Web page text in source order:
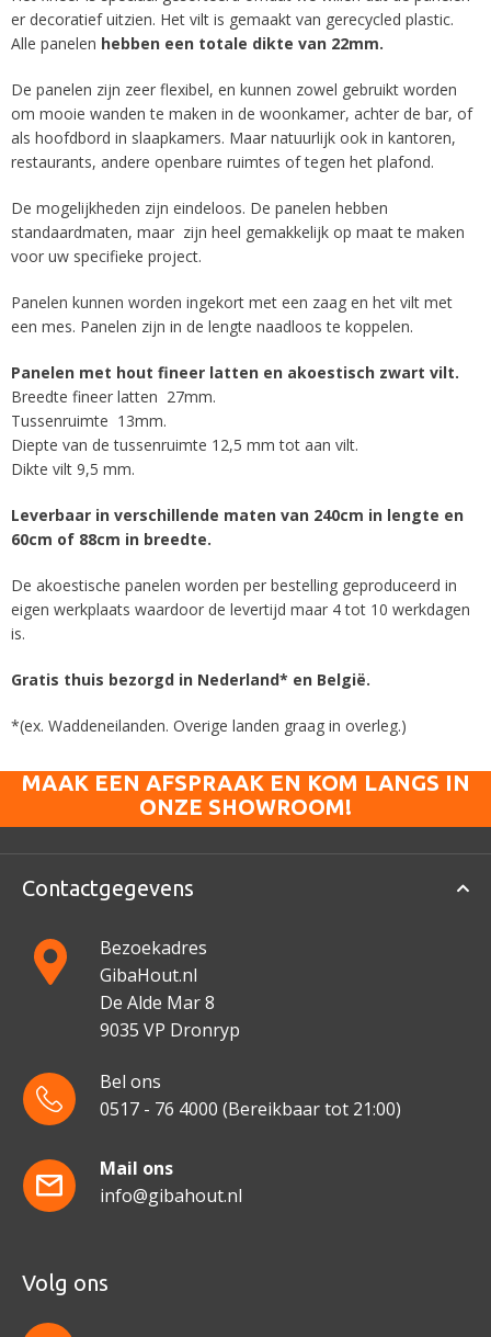
er decoratief uitzien. Het vilt is gemaakt van gerecycled plastic.
Alle panelen hebben een totale dikte van 22mm.
De panelen zijn zeer flexibel, en kunnen zowel gebruikt worden
om mooie wanden te maken in de woonkamer, achter de bar, of
als hoofdbord in slaapkamers. Maar natuurlijk ook in kantoren,
restaurants, andere openbare ruimtes of tegen het plafond.
De mogelijkheden zijn eindeloos. De panelen hebben
standaardmaten, maar zijn heel gemakkelijk op maat te maken
voor uw specifieke project.
Panelen kunnen worden ingekort met een zaag en het vilt met
een mes. Panelen zijn in de lengte naadloos te koppelen.
Panelen met hout fineer latten en akoestisch zwart vilt.
Breedte fineer latten 27mm.
Tussenruimte 13mm.
Diepte van de tussenruimte 12,5 mm tot aan vilt.
Dikte vilt 9,5 mm.
Leverbaar in verschillende maten van 240cm in lengte en
60cm of 88cm in breedte.
De akoestische panelen worden per bestelling geproduceerd in
eigen werkplaats waardoor de levertijd maar 4 tot 10 werkdagen
is.
Gratis thuis bezorgd in Nederland* en België.
*(ex. Waddeneilanden. Overige landen graag in overleg.)
MAAK EEN AFSPRAAK EN KOM LANGS IN
ONZE SHOWROOM!
Contactgegevens
Bezoekadres
GibaHout.nl
De Alde Mar 8
9035 VP Dronryp
Bel ons
0517 - 76 4000 (Bereikbaar tot 21:00)
Mail ons
info@gibahout.nl
Volg ons